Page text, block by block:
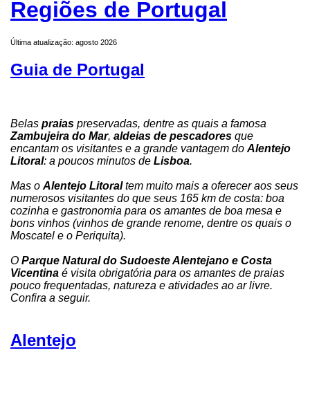
Regiões de Portugal
Última atualização: agosto 2026
Guia de Portugal
Belas praias preservadas, dentre as quais a famosa
Zambujeira do Mar, aldeias de pescadores que
encantam os visitantes e a grande vantagem doAlentejo
Litoral: a poucos minutos de Lisboa.
Mas oAlentejo Litoraltem muito mais a oferecer aos seus
numerosos visitantes do que seus 165 km de costa: boa
cozinha e gastronomia para os amantes de boa mesa e
bons vinhos (vinhos de grande renome, dentre os quais o
Moscatel e o Periquita).
O Parque Natural do Sudoeste Alentejano e Costa
Vicentina é visita obrigatória para os amantes de praias
pouco frequentadas, natureza e atividades ao ar livre.
Confira a seguir.
Alentejo